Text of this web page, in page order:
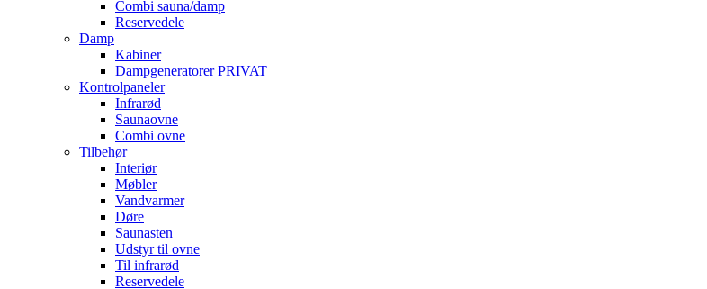
Combi sauna/damp
Reservedele
Damp
Kabiner
Dampgeneratorer PRIVAT
Kontrolpaneler
Infrarød
Saunaovne
Combi ovne
Tilbehør
Interiør
Møbler
Vandvarmer
Døre
Saunasten
Udstyr til ovne
Til infrarød
Reservedele